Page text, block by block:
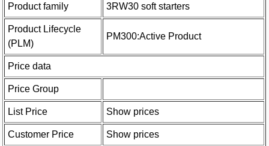
Product family 3RW30 soft starters
Product Lifecycle
(PLM)
PM300:Active Product
Price data
Price Group
List Price Show prices
Customer Price Show prices